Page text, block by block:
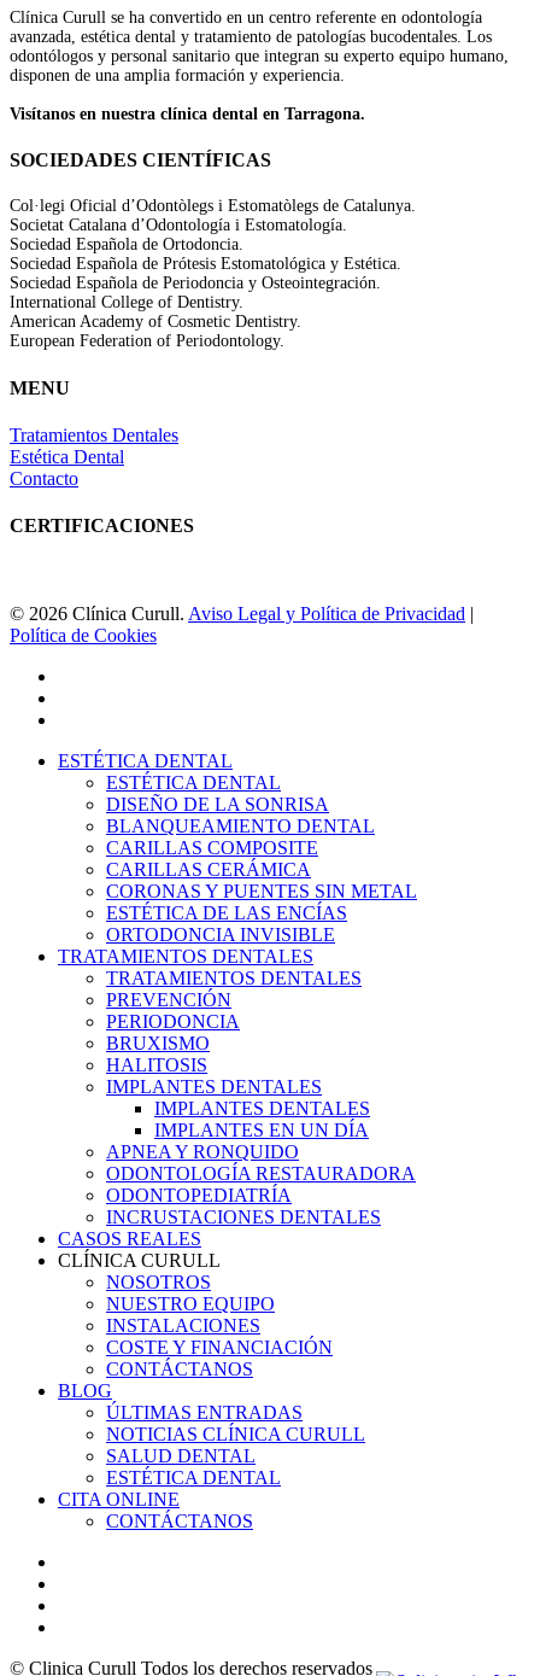
Clínica Curull se ha convertido en un centro referente en odontología
avanzada, estética dental y tratamiento de patologías bucodentales. Los
odontólogos y personal sanitario que integran su experto equipo humano,
disponen de una amplia formación y experiencia.
Visítanos en nuestra clínica dental en Tarragona.
SOCIEDADES CIENTÍFICAS
Col·legi Oficial d’Odontòlegs i Estomatòlegs de Catalunya.
Societat Catalana d’Odontología i Estomatología.
Sociedad Española de Ortodoncia.
Sociedad Española de Prótesis Estomatológica y Estética.
Sociedad Española de Periodoncia y Osteointegración.
International College of Dentistry.
American Academy of Cosmetic Dentistry.
European Federation of Periodontology.
MENU
Tratamientos Dentales
Estética Dental
Contacto
CERTIFICACIONES
© 2026 Clínica Curull. Aviso Legal y Política de Privacidad |
Política de Cookies
Close
ESTÉTICA DENTAL
ESTÉTICA DENTAL
DISEÑO DE LA SONRISA
BLANQUEAMIENTO DENTAL
CARILLAS COMPOSITE
CARILLAS CERÁMICA
CORONAS Y PUENTES SIN METAL
ESTÉTICA DE LAS ENCÍAS
ORTODONCIA INVISIBLE
TRATAMIENTOS DENTALES
TRATAMIENTOS DENTALES
PREVENCIÓN
PERIODONCIA
BRUXISMO
HALITOSIS
IMPLANTES DENTALES
IMPLANTES DENTALES
IMPLANTES EN UN DÍA
APNEA Y RONQUIDO
ODONTOLOGÍA RESTAURADORA
ODONTOPEDIATRÍA
INCRUSTACIONES DENTALES
CASOS REALES
CLÍNICA CURULL
NOSOTROS
NUESTRO EQUIPO
INSTALACIONES
COSTE Y FINANCIACIÓN
CONTÁCTANOS
BLOG
ÚLTIMAS ENTRADAS
NOTICIAS CLÍNICA CURULL
SALUD DENTAL
ESTÉTICA DENTAL
CITA ONLINE
CONTÁCTANOS
© Clinica Curull Todos los derechos reservados